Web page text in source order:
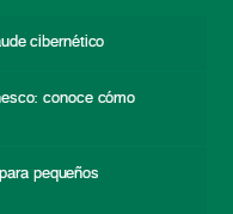
cibernético
conoce cómo
pequeños